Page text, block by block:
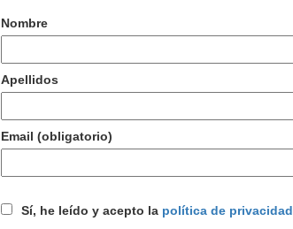
Nombre
Apellidos
Email (obligatorio)
Sí, he leído y acepto la política de privacidad